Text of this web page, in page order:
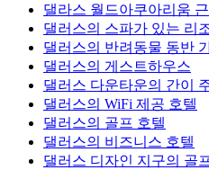
댈라스 월드아쿠아리움
댈러스의 스파가 있는 리
댈러스의 반려동물 동반
댈러스의 게스트하우스
댈러스 다운타운의 간이
댈러스의 WiFi 제공 호텔
댈러스의 골프 호텔
댈러스의 비즈니스 호텔
댈러스 디자인 지구의 골